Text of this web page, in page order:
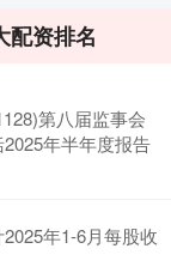
女人体惊艳一刻，
欢在自己的作品中
，而且只有一束
配资排名
第八届监事会
年半年度报告
年1-6月每股收